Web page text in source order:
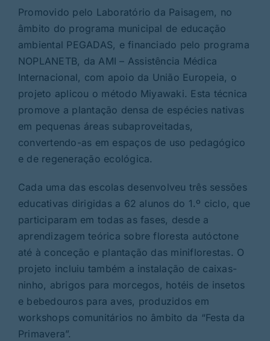
Promovido pelo Laboratório da Paisagem, no
âmbito do programa municipal de educação
ambiental PEGADAS, e financiado pelo programa
NOPLANETB, da AMI – Assistência Médica
Internacional, com apoio da União Europeia, o
projeto aplicou o método Miyawaki. Esta técnica
promove a plantação densa de espécies nativas
em pequenas áreas subaproveitadas,
convertendo-as em espaços de uso pedagógico
e de regeneração ecológica.
Cada uma das escolas desenvolveu três sessões
educativas dirigidas a 62 alunos do 1.º ciclo, que
participaram em todas as fases, desde a
aprendizagem teórica sobre floresta autóctone
até à conceção e plantação das miniflorestas. O
projeto incluiu também a instalação de caixas-
ninho, abrigos para morcegos, hotéis de insetos
e bebedouros para aves, produzidos em
workshops comunitários no âmbito da “Festa da
Primavera”.